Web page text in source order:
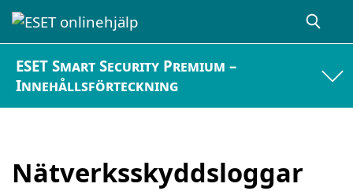
ESET Smart Security Premium –
Innehållsförteckning
Nätverksskyddsloggar